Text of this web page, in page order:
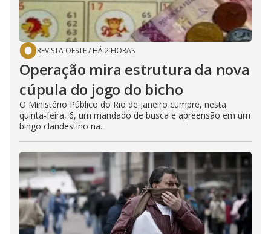
REVISTA OESTE/ HÁ 2 HORAS
Operação mira estrutura da nova
cúpula do jogo do bicho
O Ministério Público do Rio de Janeiro cumpre, nesta
quinta-feira, 6, um mandado de busca e apreensão em um
bingo clandestino na...